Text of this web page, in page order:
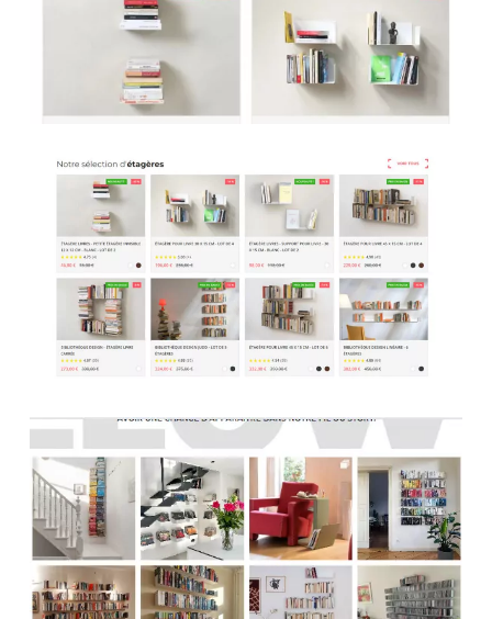
sécurisées: Utilisez des passerelles de paiement
réputées et certifiées PCI DSS (Payment Card
Industry Data Security Standard) pour traiter les
garantissant que les informations de paiement des
clients sont cryptées et protégées.
3.Conformité aux normes de sécurité
: Assurez-
vous que votre site est conforme aux normes de
sécurité en vigueur, telles que le PCI DSS, qui
établissent des exigences strictes pour la protection
des données des titulaires de cartes de crédit.
que tous les logiciels utilisés sur votre site, y compris
le système de gestion de contenu et les extensions,
soient régulièrement mis à jour pour corriger les
failles de sécurité connues et réduire les risques
d’exploitation par des pirates informatiques.
5.Renforcement des mesures de sécurité
: Mettez
en place des mesures de sécurité supplémentaires